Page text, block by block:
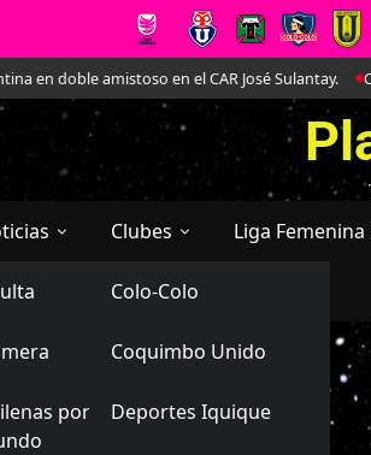
amistoso en el CAR José Sulantay.
Chilena
20
17
Nacional
Internacional
por el
Clubes
Primera
Colo-Colo
Coquimbo Unido
Deportes Iquique
Ascenso
Liga Femenina
2022